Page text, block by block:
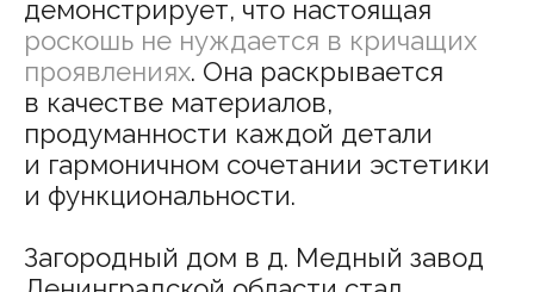
Публикации
Услуги
Обсудить
проект
О нас
Портфолио
ул. Конторская д.15б
офис 118
+7-905-228-38-58